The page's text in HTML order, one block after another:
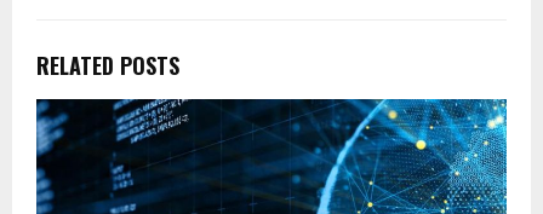
RELATED POSTS